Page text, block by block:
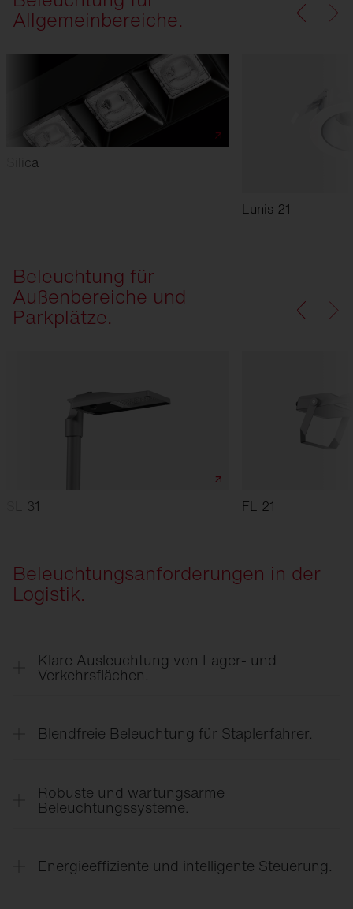
Allgemeinbereiche.
Silica
Lunis 21
Beleuchtung für
Außenbereiche und
Parkplätze.
SL 31 FL 21
Beleuchtungsanforderungen in der
Logistik.
Klare Ausleuchtung von Lager- und
Verkehrsflächen.
gute Sicht in Gängen, an Regalen und auf
Verkehrswegen – für sichere Orientierung und
Blendfreie Beleuchtung für Staplerfahrer.
entlang der Fahrwege und verhindern störende
Blendung bei Blickrichtungen entlang langer
Robuste und wartungsarme
Beleuchtungssysteme.
widerstandsfähig gegenüber Staub,
Temperaturschwankungen und Dauerbetrieb sein.
Energieeffiziente und intelligente Steuerung.